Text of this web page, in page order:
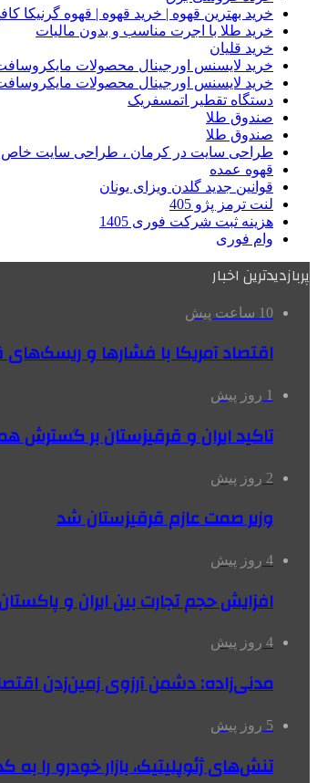
خرید بهترین قهوه | خرید قهوه | قهوه گرنیکا
خرید طلا با اجرت مناسب و بدون مالیات
خرید قلیان
خرید لایسنس اورجینال محصولات
خرید لایسنس اورجینال محصولات
دستگاه تقطیر اتمسفریک
صندوق طلا
صندوق طلا
طراحی سایت در کرمان ، طراحی سایت
قهوه عمده
قوانین جدید گلدن ویزای یونان
لنت ترمز پژو 405
هزینه ثبت شرکت فوری 1405
وام فوری
پربازدیدترین اخبار
10 ساعت پیش
اقتصاد آمریکا با فشارها و
1 روز پیش
تاکید ایران و قرقیزستان بر
2 روز پیش
وزیر صمت عازم قرقیزستان شد
4 روز پیش
افزایش حجم تجارت بین ایران و پاکستان به رقم ۱۰
4 روز پیش
مدنی‌زاده: دشمن آرزوی زمین‌زدن
5 روز پیش
تنش‌های ژئوپلیتیک، بازار خودرو را